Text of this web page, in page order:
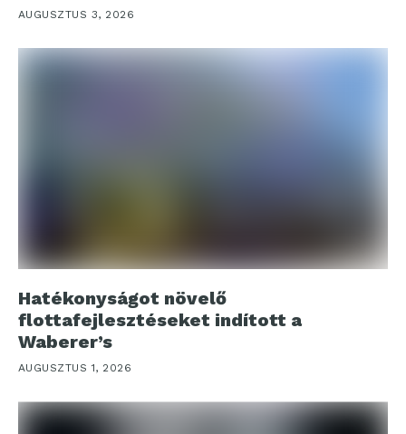
AUGUSZTUS 3, 2026
Hatékonyságot növelő
flottafejlesztéseket indított a
Waberer’s
AUGUSZTUS 1, 2026